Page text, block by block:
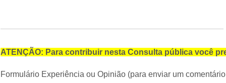
ATENÇÃO: Para contribuir nesta Consulta pública você
Formulário Experiência ou Opinião (para enviar um